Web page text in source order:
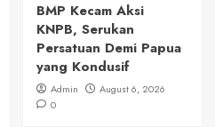
BMP Kecam Aksi
KNPB, Serukan
Persatuan Demi Papua
yang Kondusif
Admin
August 6, 2026
0